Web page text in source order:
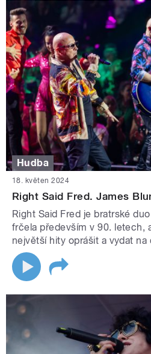
Hudba
18. květen 2024
Right Said Fred. James
Right Said Fred je bratrské
frčela především v 90. letech,
největší hity oprášit a vydat